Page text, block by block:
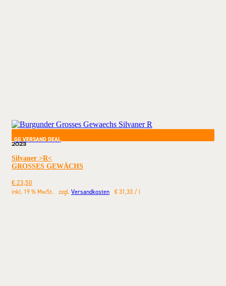
GG VERSAND DEAL
2023
Silvaner >R<
GROSSES GEWÄCHS
€23,50
inkl. 19 % MwSt. zzgl. Versandkosten € 31,33 / l